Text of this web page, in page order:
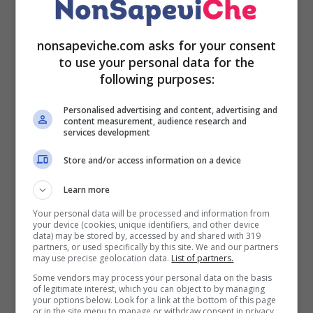
capire. La verità è che ho lasciato Mediaset per
sperimentare una nuova fase della vita,
assecondando un richiamo, un’urgenza di libertà”.
LEGGI ANCHE:Alessia Marcuzzi: ecco il segreto
della sua chioma fenomenale
La sua nuova fase dalla vita sembrerebbe che
coinvolga anche i social, soprattutto Instagram.
Proprio li ha deciso di lanciare un nuovo format
durante il quale Alessia risponderà alle domande
dei suoi follower. Lo show andrà in onda ogni
martedì alle 21:00 e non ha ancora un titolo
nonsapeviche.com asks for your consent
to use your personal data for the
following purposes:
Personalised advertising and content, advertising and
content measurement, audience research and
services development
Store and/or access information on a device
Learn more
Your personal data will be processed and information from
your device (cookies, unique identifiers, and other device
data) may be stored by, accessed by and shared with 319
partners, or used specifically by this site. We and our partners
may use precise geolocation data. List of partners.
Some vendors may process your personal data on the basis
of legitimate interest, which you can object to by managing
your options below. Look for a link at the bottom of this page